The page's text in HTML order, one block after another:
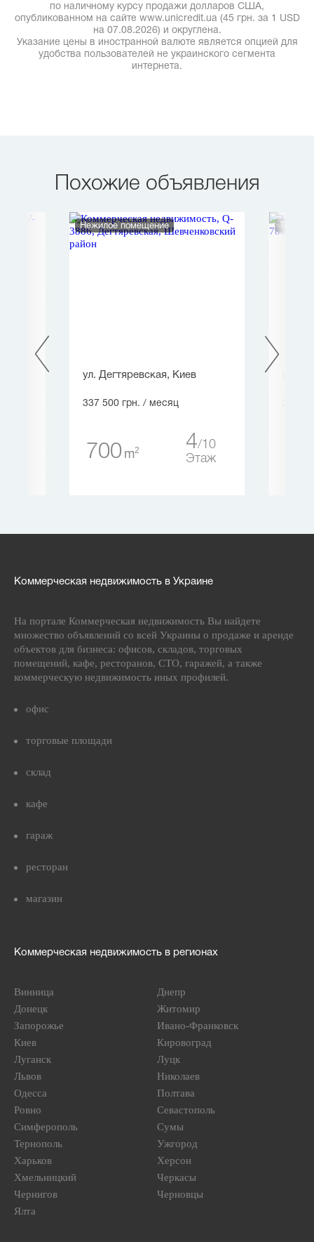
по наличному курсу продажи долларов США,
опубликованном на сайте www.unicredit.ua (45 грн. за 1 USD
на 07.08.2026) и округлена.
Указание цены в иностранной валюте является опцией для
удобства пользователей не украинского сегмента
интернета.
Похожие объявления
Нежилое помещение
ул. Дегтяревская, Киев
337 500 грн. / месяц
700 m2 4 10
Этаж
Коммерческая недвижимость в Украине
На портале Коммерческая недвижимость Вы найдете
множество объявлений со всей Украины о продаже и аренде
объектов для бизнеса: офисов, складов, торговых
помещений, кафе, ресторанов, СТО, гаражей, а также
коммерческую недвижимость иных профилей.
офис
торговые площади
склад
кафе
гараж
ресторан
магазин
Коммерческая недвижимость в регионах
Винница
Днепр
Донецк
Житомир
Запорожье
Ивано-Франковск
Киев
Кировоград
Луганск
Луцк
Львов
Николаев
Одесса
Полтава
Ровно
Севастополь
Симферополь
Сумы
Тернополь
Ужгород
Харьков
Херсон
Хмельницкий
Черкасы
Чернигов
Черновцы
Ялта